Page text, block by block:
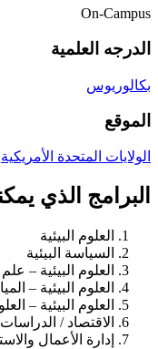
On-Campus
الدرجه العلمية
بكالوريوس
الموقع
الولايات المتحدة الأمريكية
البرامج الذي
العلوم البيئية
السياسة البيئية
العلوم البيئية –
العلوم البيئية –
العلوم البيئية –
الاقتصاد / الدراسات
إدارة الأعمال